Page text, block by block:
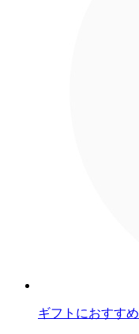
ギフトにおすすめ